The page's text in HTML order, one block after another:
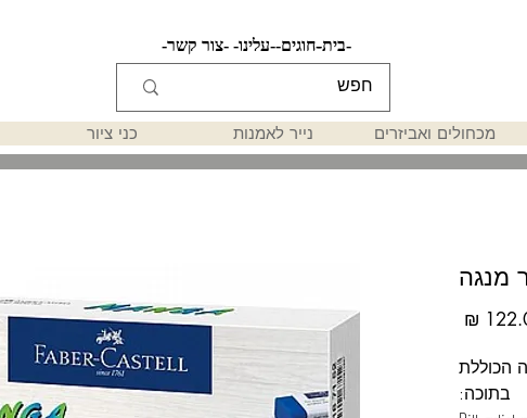
-צור קשר- -עלינו- -חוגים- -בית-
מכחולים ואביזרים נייר לאמנות כני ציור
מנגה
הכוללת
בתוכה: